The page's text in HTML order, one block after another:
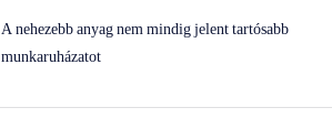
A nehezebb anyag nem mindig jelent tartósabb
munkaruházatot